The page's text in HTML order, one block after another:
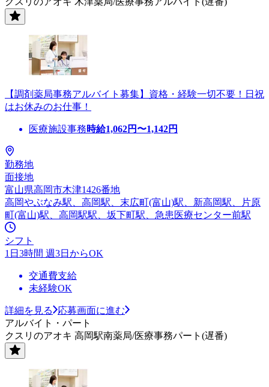
【調剤薬局事務アルバイト募集】資格・経験一切不要！日祝
はお休みのお仕事！
医療施設事務時給1,062円〜1,142円
勤務地
面接地
富山県高岡市木津1426番地
高岡やぶなみ駅、高岡駅、末広町(富山)駅、新高岡駅、片原
町(富山)駅、高岡駅駅、坂下町駅、急患医療センター前駅
シフト
1日3時間 週3日からOK
交通費支給
未経験OK
詳細を見る
応募画面に進む
アルバイト・パート
クスリのアオキ 高岡駅南薬局/医療事務パート(遅番)